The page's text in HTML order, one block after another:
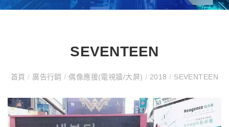
SEVENTEEN
首頁/ 廣告行銷/ 偶像應援(電視牆/大屏)/ 2018/ SEVENTEEN